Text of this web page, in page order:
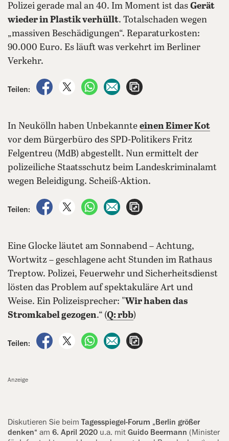
Polizei gerade mal an 40. Im Moment ist das Gerät
wieder in Plastik verhüllt. Totalschaden wegen
„massiven Beschädigungen“. Reparaturkosten:
90.000 Euro. Es läuft was verkehrt im Berliner
Verkehr.
Teilen:
auf Facebook teilen
auf X teilenper WhatsApp teilen
per E-Mail teilen
In Neukölln haben Unbekannte einen Eimer Kot
vor dem Bürgerbüro des SPD-Politikers Fritz
Felgentreu (MdB) abgestellt. Nun ermittelt der
polizeiliche Staatsschutz beim Landeskriminalamt
wegen Beleidigung. Scheiß-Aktion.
Teilen:
auf Facebook teilen
auf X teilenper WhatsApp teilen
per E-Mail teilen
Eine Glocke läutet am Sonnabend – Achtung,
Wortwitz – geschlagene acht Stunden im Rathaus
Treptow. Polizei, Feuerwehr und Sicherheitsdienst
lösten das Problem auf spektakuläre Art und
Weise. Ein Polizeisprecher: "Wir haben das
Stromkabel gezogen.“ (Q: rbb)
Teilen:
auf Facebook teilen
auf X teilenper WhatsApp teilen
per E-Mail teilen
Anzeige
Diskutieren Sie beim Tagesspiegel-Forum „Berlin größer
denken“ am 6. April 2020 u.a. mit Guido Beermann (Minister